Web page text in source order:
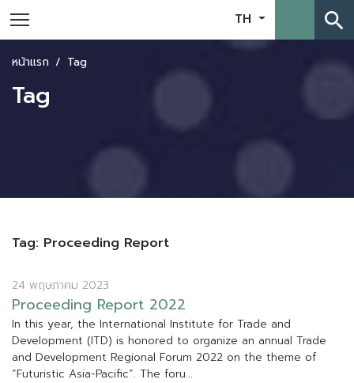
TH search
หน้าแรก Tag
Tag
Tag: Proceeding Report
24 พฤษภาคม 2023
Proceeding Report 2022
In this year, the International Institute for Trade and
Development (ITD) is honored to organize an annual Trade
and Development Regional Forum 2022 on the theme of
“Futuristic Asia-Pacifc”. The foru...